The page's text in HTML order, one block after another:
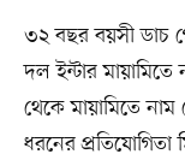
৩২ বছর বয়সী ডাচ
দল ইন্টার
থেকে মায়ামিতে নাম
ধরনের প্রতিযোগিতা